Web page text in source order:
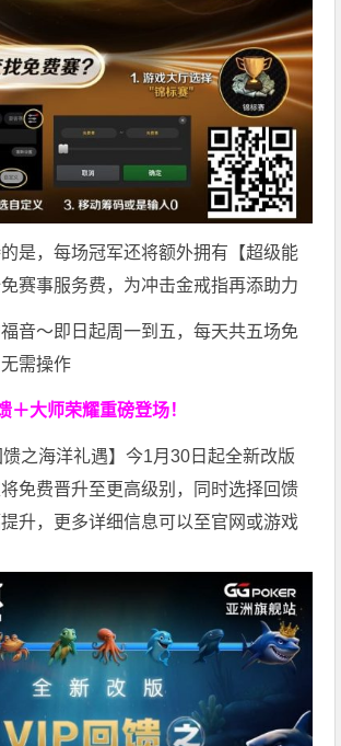
是，每场冠军还将额外拥有【超级能
赛事服务费，为冲击金戒指再添助力
音～即日起周一到五，每天共五场免
需操作
＋大师荣耀重磅登场！
馈之海洋礼遇】今1月30日起全新改版
将免费晋升至更高级别，同时选择回馈
升，更多详细信息可以至官网或游戏